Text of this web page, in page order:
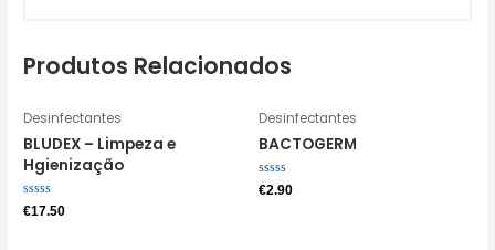
Produtos Relacionados
Desinfectantes
BLUDEX – Limpeza e
Hgienização
Avaliação
0
€17.50
Desinfectantes
BACTOGERM
Avaliação
0
€2.90